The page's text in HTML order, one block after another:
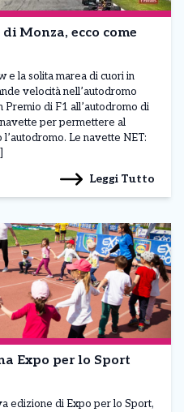
Monza, ecco come
e la solita marea di cuori in
velocità nell’autodromo
Premio di F1 all’autodromo di
per permettere al
Le navette NET:
Leggi Tutto
Expo per lo Sport
edizione di Expo per lo Sport,